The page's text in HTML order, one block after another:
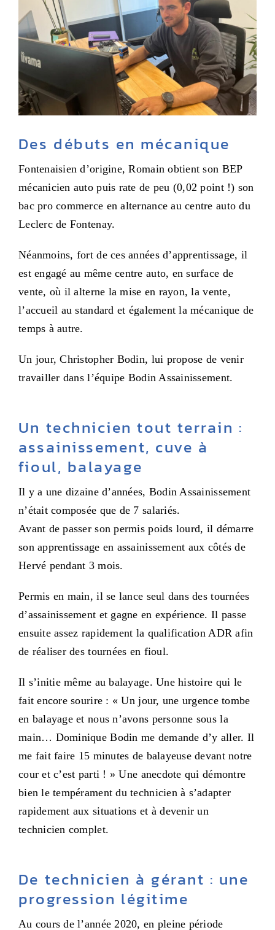
Des débuts en mécanique
Fontenaisien d’origine, Romain obtient son BEP
mécanicien auto puis rate de peu (0,02 point !) son
bac pro commerce en alternance au centre auto du
Leclerc de Fontenay.
Néanmoins, fort de ces années d’apprentissage, il
est engagé au même centre auto, en surface de
vente, où il alterne la mise en rayon, la vente,
l’accueil au standard et également la mécanique de
temps à autre.
Un jour, Christopher Bodin, lui propose de venir
travailler dans l’équipe Bodin Assainissement.
Un technicien tout terrain :
assainissement, cuve à
fioul, balayage
Il y a une dizaine d’années, Bodin Assainissement
n’était composée que de 7 salariés.
Avant de passer son permis poids lourd, il démarre
son apprentissage en assainissement aux côtés de
Hervé pendant 3 mois.
Permis en main, il se lance seul dans des tournées
d’assainissement et gagne en expérience. Il passe
ensuite assez rapidement la qualification ADR afin
de réaliser des tournées en fioul.
Il s’initie même au balayage. Une histoire qui le
fait encore sourire : « Un jour, une urgence tombe
en balayage et nous n’avons personne sous la
main… Dominique Bodin me demande d’y aller. Il
me fait faire 15 minutes de balayeuse devant notre
cour et c’est parti ! » Une anecdote qui démontre
bien le tempérament du technicien à s’adapter
rapidement aux situations et à devenir un
technicien complet.
De technicien à gérant : une
progression légitime
Au cours de l’année 2020, en pleine période